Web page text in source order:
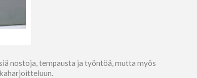
nostoja, tempausta ja työntöä, mutta myös